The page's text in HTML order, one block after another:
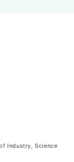
Industry, Science